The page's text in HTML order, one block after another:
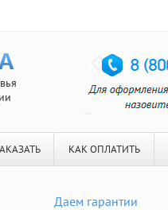
КАК ОПЛАТИТЬ
Даем гарантии